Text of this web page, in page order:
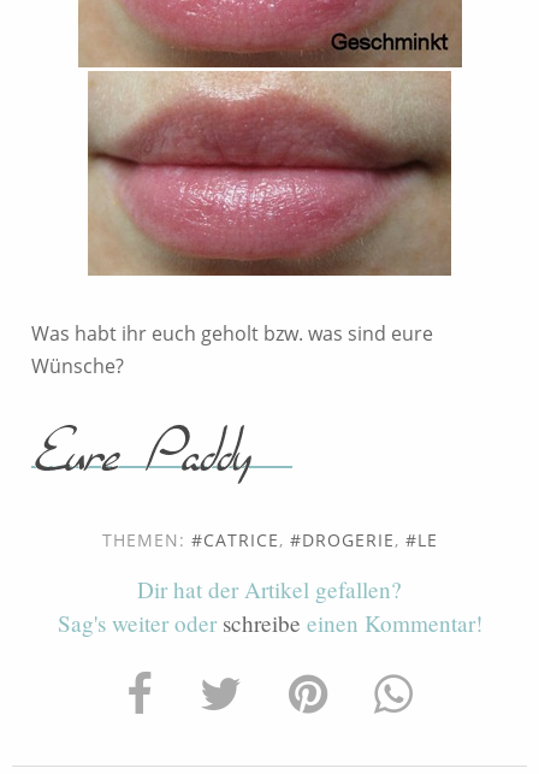
Was habt ihr euch geholt bzw. was sind eure
Wünsche?
THEMEN: CATRICE, DROGERIE, LE
Dir hat der Artikel gefallen?
Sag's weiter oder schreibe einen Kommentar!